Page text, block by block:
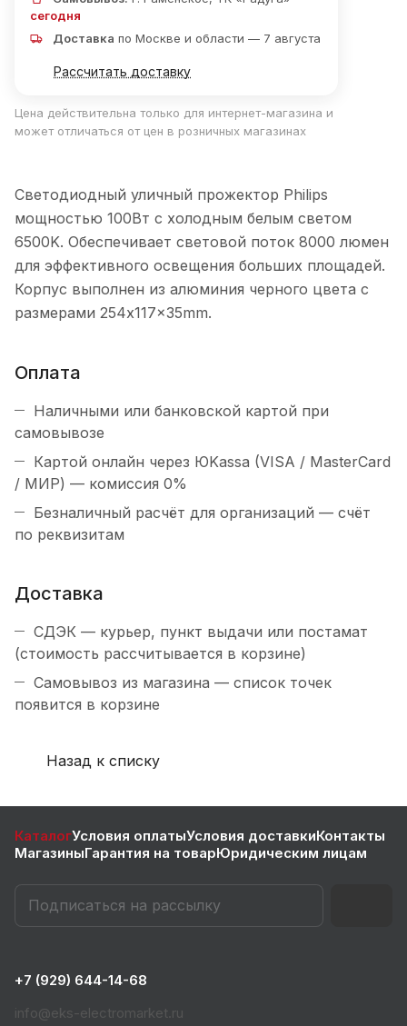
сегодня
Доставка по Москве и области — 7 августа
Рассчитать доставку
Цена действительна только для интернет-магазина и
может отличаться от цен в розничных магазинах
Светодиодный уличный прожектор Philips
мощностью 100Вт с холодным белым светом
6500K. Обеспечивает световой поток 8000 люмен
для эффективного освещения больших площадей.
Корпус выполнен из алюминия черного цвета с
размерами 254x117x35mm.
Оплата
Наличными или банковской картой при
самовывозе
Картой онлайн через ЮKassa (VISA / MasterCard
/ МИР) — комиссия 0%
Безналичный расчёт для организаций — счёт
по реквизитам
Доставка
СДЭК — курьер, пункт выдачи или постамат
(стоимость рассчитывается в корзине)
Самовывоз из магазина — список точек
появится в корзине
Назад к списку
КаталогУсловия оплатыУсловия доставкиКонтакты
МагазиныГарантия на товарЮридическим лицам
+7 (929) 644-14-68
info@eks-electromarket.ru